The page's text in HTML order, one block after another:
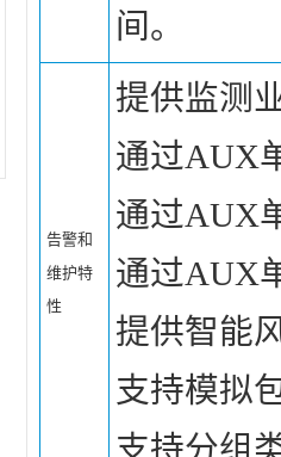
间。
告警和
维护特
性
提供监测
通过AUX
通过AUX
通过AUX
提供智能
支持模拟
支持分组